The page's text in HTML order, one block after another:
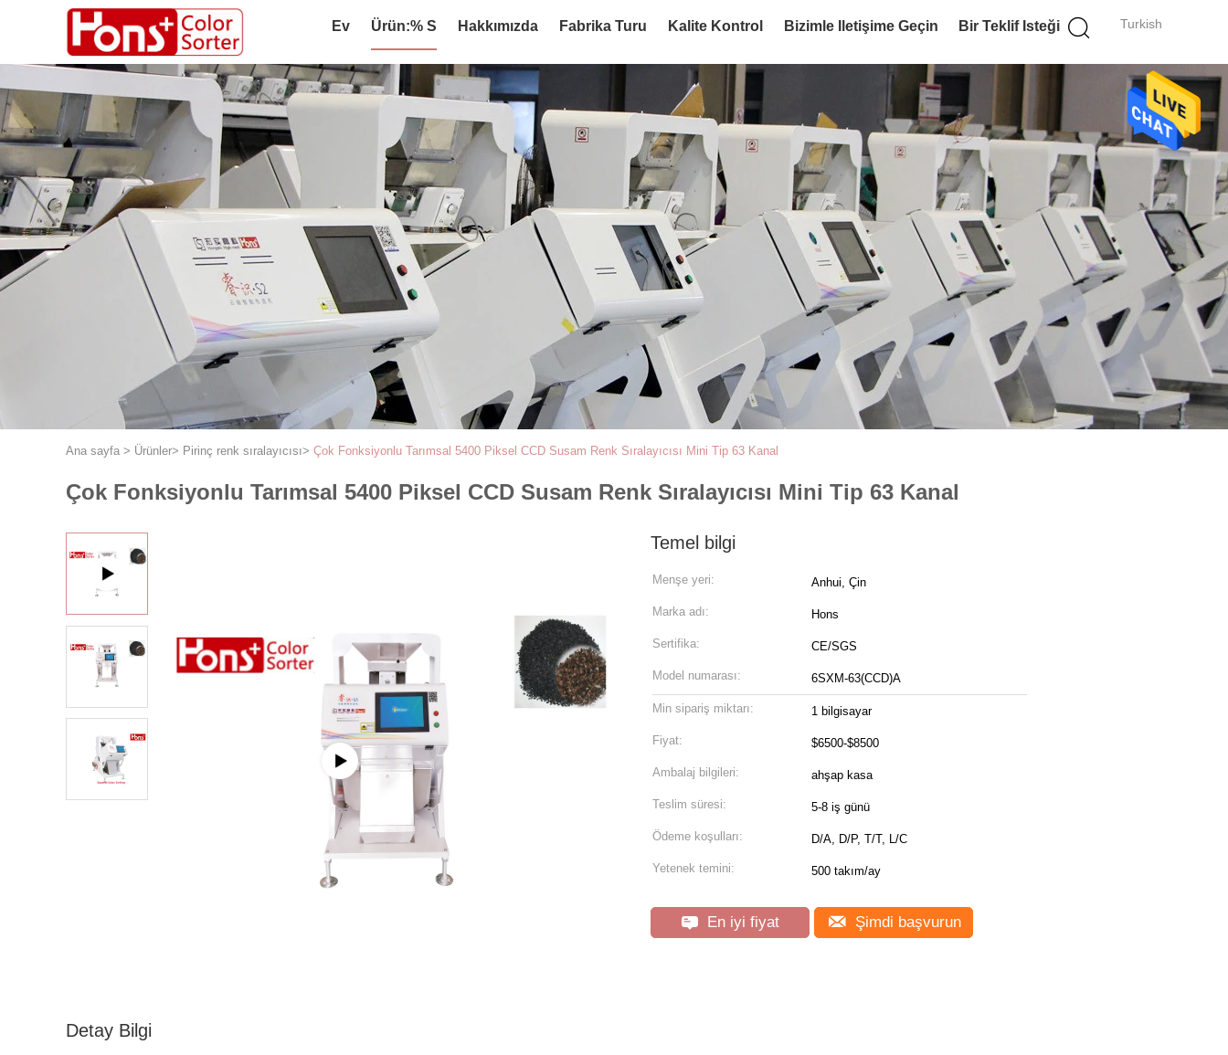
Turkish
Ev Ürün:% S Hakkımızda Fabrika Turu Kalite Kontrol Bizimle Iletişime Geçin Bir Teklif Isteği
Ana sayfa > Ürünler> Pirinç renk sıralayıcısı> Çok Fonksiyonlu Tarımsal 5400 Piksel CCD Susam Renk Sıralayıcısı Mini Tip 63 Kanal
Çok Fonksiyonlu Tarımsal 5400 Piksel CCD Susam Renk Sıralayıcısı Mini Tip 63 Kanal
Temel bilgi
Menşe yeri: Anhui, Çin
Marka adı: Hons
Sertifika: CE/SGS
Model numarası: 6SXM-63(CCD)A
Min sipariş miktarı: 1 bilgisayar
Fiyat: $6500-$8500
Ambalaj bilgileri: ahşap kasa
Teslim süresi: 5-8 iş günü
Ödeme koşulları: D/A, D/P, T/T, L/C
Yetenek temini: 500 takım/ay
En iyi fiyat Şimdi başvurun
Detay Bilgi